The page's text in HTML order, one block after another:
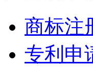
商标注
专利申